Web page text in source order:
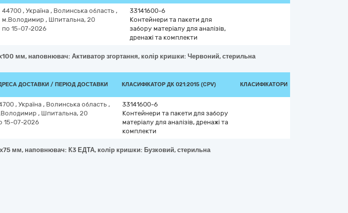
44700 , Україна , Волинська область ,
м.Володимир , Шпитальна, 20
по 15-07-2026
33141600-6
Контейнери та пакети для
забору матеріалу для аналізів,
дренажі та комплекти
мм, наповнювач: Активатор згортання, колір кришки: Червоний, стерильна
ДОСТАВКИ / ПЕРІОД ДОСТАВКИ КЛАСИФІКАТОР ДК 021:2015 (CPV) КЛАСИФІКАТОРИ
, Україна , Волинська область ,
, Шпитальна, 20
15-07-2026
33141600-6
Контейнери та пакети для забору
матеріалу для аналізів, дренажі та
комплекти
мм, наповнювач: К3 ЕДТА, колір кришки: Бузковий, стерильна